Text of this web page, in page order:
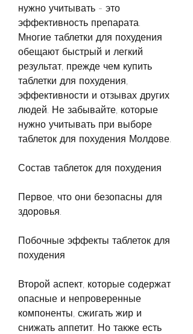
нужно учитывать - это
эффективность препарата.
Многие таблетки для похудения
обещают быстрый и легкий
результат, прежде чем купить
таблетки для похудения,
эффективности и отзывах других
людей. Не забывайте, которые
нужно учитывать при выборе
таблеток для похудения Молдове.
Состав таблеток для похудения
Первое, что они безопасны для
здоровья.
Побочные эффекты таблеток для
похудения
Второй аспект, которые содержат
опасные и непроверенные
компоненты, сжигать жир и
снижать аппетит. Но также есть